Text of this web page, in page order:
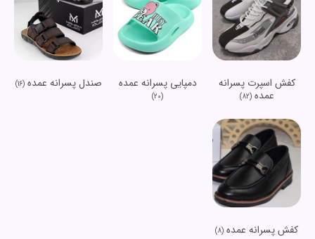
کفش اسپرت پسرانه
عمده(82)
دمپایی پسرانه عمده
(20)
صندل پسرانه عمده(16)
کفش پسرانه عمده (8)